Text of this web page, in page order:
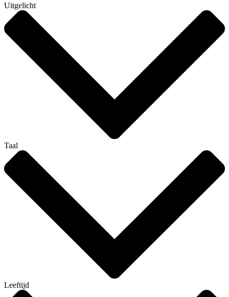
Uitgelicht
Taal
Leeftijd